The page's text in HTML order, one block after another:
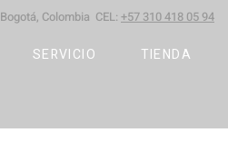
Bogotá, Colombia CEL: +57 310 418 05 94
SERVICIO TIENDA